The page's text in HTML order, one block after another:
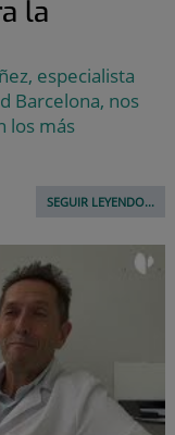
la
especialista
Barcelona, nos
los más
SEGUIR LEYENDO...